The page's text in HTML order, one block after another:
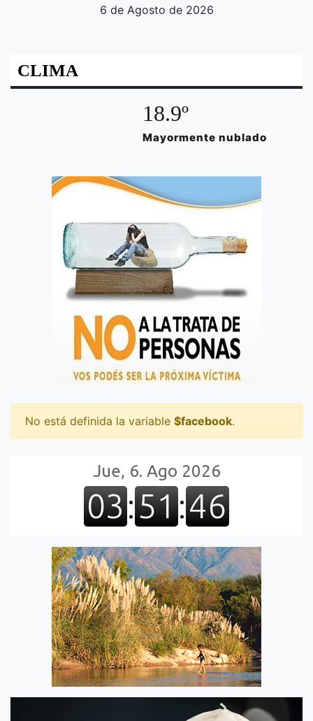
6 de Agosto de 2026
CLIMA
18.9º
Mayormente nublado
No está definida la variable $facebook.